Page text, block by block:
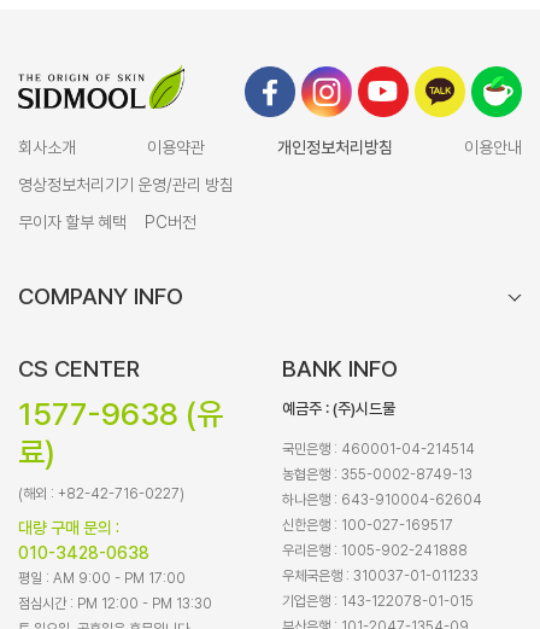
회사소개 이용약관 개인정보처리방침
이용안내
영상정보처리기기 운영/관리 방침
무이자 할부 혜택
PC버전
COMPANY INFO
CS CENTER
1577-9638 (유
료)
(해외 : +82-42-716-0227)
대량 구매 문의 :
010-3428-0638
평일 : AM 9:00 - PM 17:00
점심시간 : PM 12:00 - PM 13:30
BANK INFO
예금주 : (주)시드물
국민은행 : 460001-04-214514
농협은행 : 355-0002-8749-13
하나은행 : 643-910004-62604
신한은행 : 100-027-169517
우리은행 : 1005-902-241888
우체국은행 : 310037-01-011233
기업은행 : 143-122078-01-015